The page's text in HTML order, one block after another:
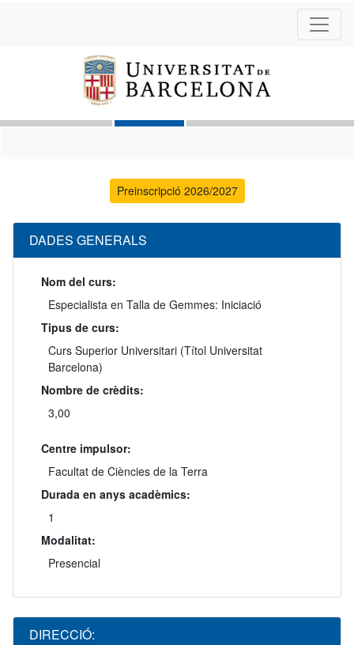
Preinscripció 2026/2027
DADES GENERALS
Nom del curs:
Especialista en Talla de Gemmes: Iniciació
Tipus de curs:
Curs Superior Universitari (Títol Universitat
Barcelona)
Nombre de crèdits:
3,00
Centre impulsor:
Facultat de Ciències de la Terra
Durada en anys acadèmics:
1
Modalitat:
Presencial
DIRECCIÓ: